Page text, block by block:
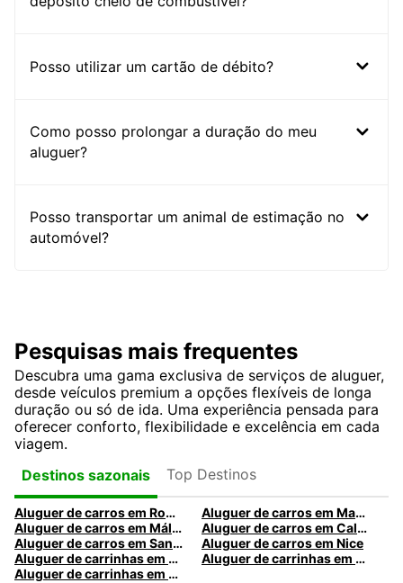
Posso utilizar um cartão de débito?
Como posso prolongar a duração do meu
aluguer?
Posso transportar um animal de estimação no
automóvel?
Pesquisas mais frequentes
Descubra uma gama exclusiva de serviços de aluguer,
desde veículos premium a opções flexíveis de longa
duração ou só de ida. Uma experiência pensada para
oferecer conforto, flexibilidade e excelência em cada
viagem.
Destinos sazonais
Top Destinos
Aluguer de carros em Roma
Aluguer de carros em Madrid
Aluguer de carros em Málaga
Aluguer de carros em Caldas da Rainha
Aluguer de carros em Santa Maria da Feira
Aluguer de carros em Nice
Aluguer de carrinhas em Nice
Aluguer de carrinhas em Santa Maria da Feira
Aluguer de carrinhas em Caldas da Rainha